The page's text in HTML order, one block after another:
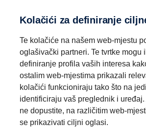
Kolačići za definiranje
Te kolačiće na našem web-mjestu
oglašivački partneri. Te tvrtke mogu
definiranje profila vaših interesa
ostalim web-mjestima prikazali
kolačići funkcioniraju tako što na
identificiraju vaš preglednik i
ne dopustite, na različitim web-
se prikazivati ciljni oglasi.